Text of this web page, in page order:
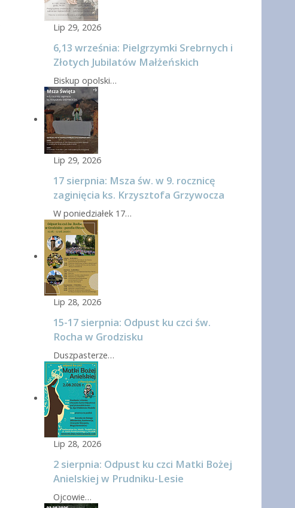
Lip 29, 2026
6,13 września: Pielgrzymki Srebrnych i
Złotych Jubilatów Małżeńskich
Biskup opolski…
Lip 29, 2026
17 sierpnia: Msza św. w 9. rocznicę
zaginięcia ks. Krzysztofa Grzywocza
W poniedziałek 17…
Lip 28, 2026
15-17 sierpnia: Odpust ku czci św.
Rocha w Grodzisku
Duszpasterze…
Lip 28, 2026
2 sierpnia: Odpust ku czci Matki Bożej
Anielskiej w Prudniku-Lesie
Ojcowie…